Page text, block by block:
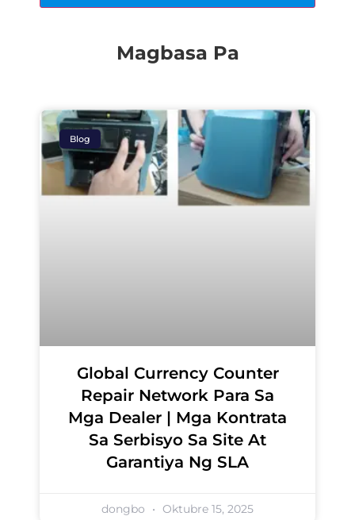
Magbasa Pa
Blog
Global Currency Counter
Repair Network Para Sa
Mga Dealer | Mga Kontrata
Sa Serbisyo Sa Site At
Garantiya Ng SLA
dongbo Oktubre 15, 2025